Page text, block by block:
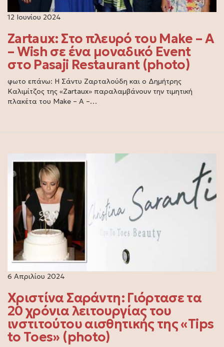
12 Ιουνίου 2024
Zartaux: Στο πλευρό του Make – A
– Wish σε ένα μοναδικό Event
στο Pasaji Restaurant (photo)
φωτο επάνω: Η Σάντυ Ζαρταλούδη και ο Δημήτρης
Καλιμίτζος της «Zartaux» παραλαμβάνουν την τιμητική
πλακέτα του Μake – A –…
6 Απριλίου 2024
Χριστίνα Σαράντη: Γιόρτασε τα
20 χρόνια λειτουργίας του
ινστιτούτου αισθητικής της «Tips
to Toes» (photo)